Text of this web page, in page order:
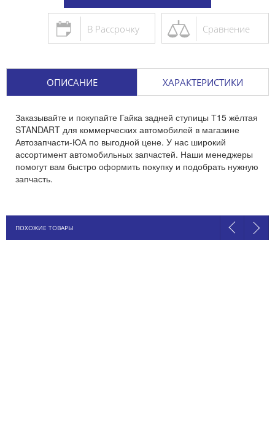
Сравнение
В Рассрочку
ОПИСАНИЕ ХАРАКТЕРИСТИКИ
Заказывайте и покупайте Гайка задней ступицы Т15 жёлтая
STANDART для коммерческих автомобилей в магазине
Автозапчасти-ЮА по выгодной цене. У нас широкий
ассортимент автомобильных запчастей. Наши менеджеры
помогут вам быстро оформить покупку и подобрать нужную
запчасть.
ПОХОЖИЕ ТОВАРЫ